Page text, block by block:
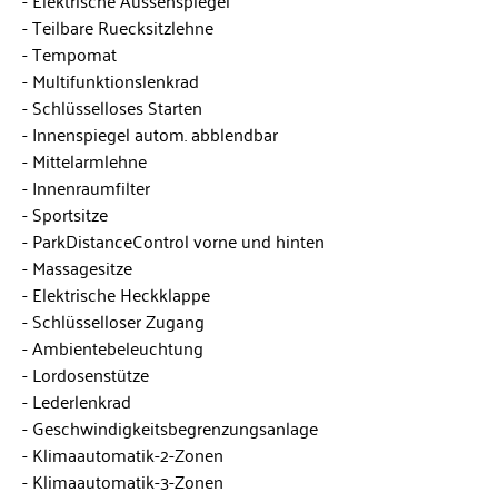
Teilbare Ruecksitzlehne
Tempomat
Multifunktionslenkrad
Schlüsselloses Starten
Innenspiegel autom. abblendbar
Mittelarmlehne
Innenraumfilter
Sportsitze
ParkDistanceControl vorne und hinten
Massagesitze
Elektrische Heckklappe
Schlüsselloser Zugang
Ambientebeleuchtung
Lordosenstütze
Lederlenkrad
Geschwindigkeitsbegrenzungsanlage
Klimaautomatik-2-Zonen
Klimaautomatik-3-Zonen